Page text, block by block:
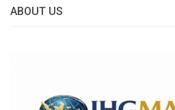
ABOUT US